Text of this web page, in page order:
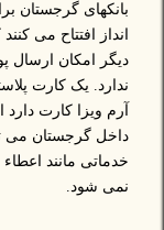
بانکهای گرجستان
انداز افتتاح می
دیگر امکان ارسال
ندارد. یک کارت
آرم ویزا کارت دارد
داخل گرجستان می
خدماتی مانند اعطاء
نمی شود.